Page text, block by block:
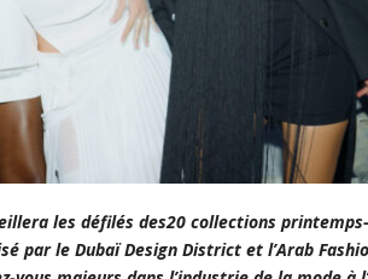
les défilés des20 collections
par le Dubaï Design District et l’Arab